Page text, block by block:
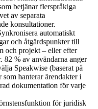
betjänar flerspråkiga
av separata
konsultationer.
automatiskt
och åtgärdspunkter till
och projekt – eller efter
82 % av användarna anger
Speakwise (baserat på
hanterar ärendakter i
dokumentation för varje
för juridisk